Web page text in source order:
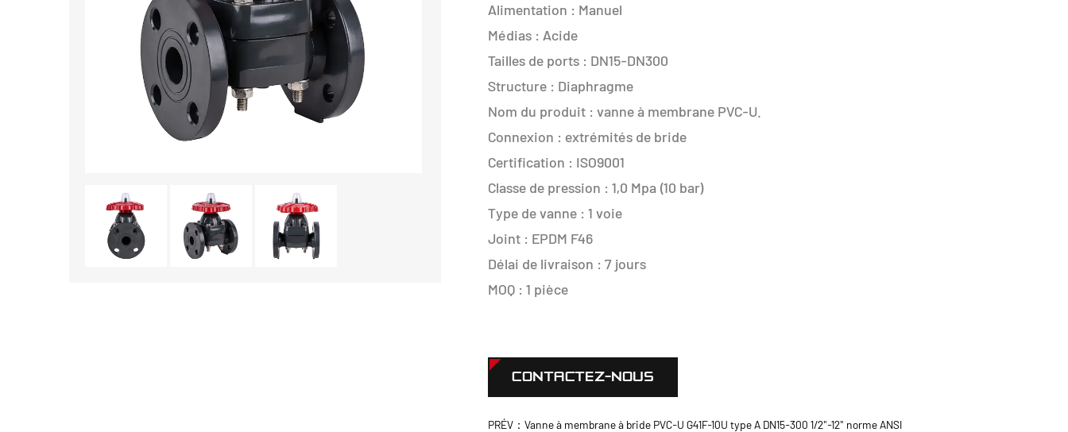
Alimentation : Manuel
Médias : Acide
Tailles de ports : DN15-DN300
Structure : Diaphragme
Nom du produit : vanne à membrane PVC-U.
Connexion : extrémités de bride
Certification : ISO9001
Classe de pression : 1,0 Mpa (10 bar)
Type de vanne : 1 voie
Joint : EPDM F46
Délai de livraison : 7 jours
MOQ : 1 pièce
CONTACTEZ-NOUS
PRÉV：Vanne à membrane à bride PVC-U G41F-10U type A DN15-300 1/2"-12" norme ANSI